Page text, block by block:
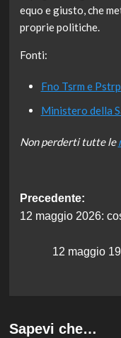
equo e giusto, che
proprie politiche.
Fonti:
Fno Tsrm e
Ministero della
Non perderti tutte le
articolo
Precedente:
12 maggio 2026:
12 maggio
Sapevi che…